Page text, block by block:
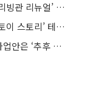
현대백화점 목동점, 개점 이후 최대 규모 ‘리빙관 리뉴얼’ 완료
현대백화점, 가정의 달 맞아 전국 점포서 ‘토이 스토리’ 테마 축제
싸이월드, 10월 부활 예고…그러나 핵심 사업안은 ‘추후 공개’